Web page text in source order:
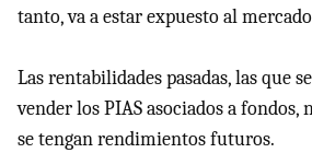
tanto, va a estar expuesto al
Las rentabilidades pasadas, las que
vender los PIAS asociados a fondos,
se tengan rendimientos futuros.